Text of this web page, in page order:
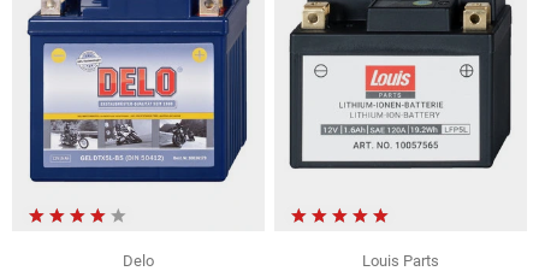
Delo
Louis Parts